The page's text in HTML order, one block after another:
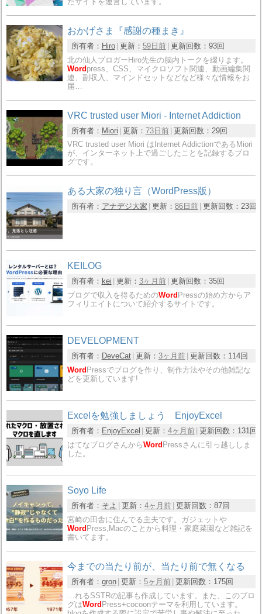
おかげさま『感謝の種まき』
所有者： Hiro 更新： 59日前 更新回数： 93回
北の仙人ブロガーHiro先生の脳内トークを綴ります。
Word press、CSS、マイクロソフト関連、動画編集関
連、副収入、マインドセットなどなど様々な情報をお
届…
VRC trusted user Miori - Internet Addiction
所有者： Miori 更新： 73日前 更新回数： 29回
VRC trusted user Miori はInternet AddictionであるMiori
が、インターネット上で過ごしたことを記録するブロ
グです。
ある大家の独り言（WordPress版）
所有者： アナデジ大家 更新： 86日前 更新回数： 23回
KEILOG
所有者： kei 更新： 3ヶ月前 更新回数： 35回
ブログで収入を得るためのWord Pressの始め方からア
フィリエイトについて紹介するサイトです。
DEVELOPMENT
所有者： DeveCat 更新： 3ヶ月前 更新回数： 114回
Word Pressでブログを作り、制作方法やその他雑記な
どを更新しています!
Excelを勉強しましょう EnjoyExcel
所有者： EnjoyExcel 更新： 4ヶ月前 更新回数： 131回
はてなブログさんからWord Pressさんに引っ越ししま
した。
Soyo Life
所有者： そよ 更新： 4ヶ月前 更新回数： 87回
宮崎の田舎に住んでる主夫です。ガジェットや
Word Press,Macのことから料理・家庭菜園など雑記を
書いてます。
今までの当たり前が、当たり前で無くなる
所有者： gron 更新： 5ヶ月前 更新回数： 175回
…れるSSTRの記事も作成しています。また、このブロ
グはWordPress+cocoonテーマを利用しています。